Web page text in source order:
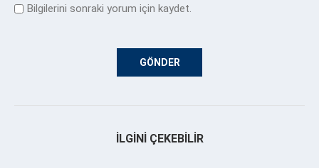
Bilgilerini sonraki yorum için kaydet.
İLGINI ÇEKEBILIR